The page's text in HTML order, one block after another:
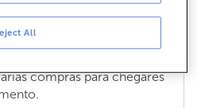
ten que ser cando menos
as cotas que pagues
de 25 € cada unha.
compras para chegares
All